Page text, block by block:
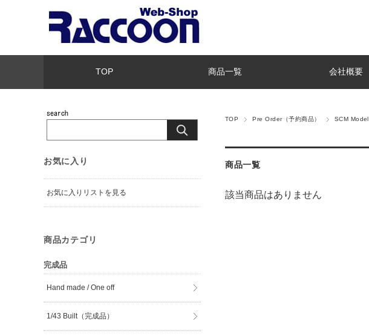
TOP 商品一覧 会社概要
TOP Pre Order（予約商品） SCM Model
商品一覧
該当商品はありません
お気に入り
お気に入りリストを見る
商品カテゴリ
完成品
Hand made / One off
1/43 Built（完成品）